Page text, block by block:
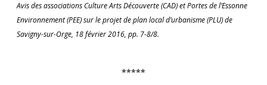
Avis des associations Culture Arts Découverte (CAD) et Portes de l’Essonne
Environnement (PEE) sur le projet de plan local d’urbanisme (PLU) de
Savigny-sur-Orge, 18 février 2016, pp. 7-8/8.
*****